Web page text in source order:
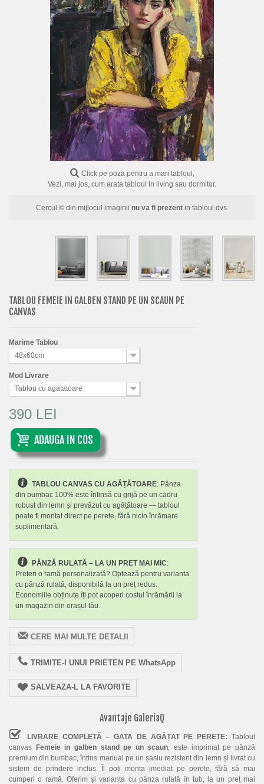
Click pe poza pentru a mari tabloul,
Vezi, mai jos, cum arata tabloul in living sau dormitor.
Cercul © din mijlocul imaginii nu va fi prezentin tabloul dvs.
TABLOU FEMEIE IN GALBEN STAND PE UN SCAUN PE
CANVAS
Marime Tablou
48x60cm
Mod Livrare
Tablou cu agatatoare
390 LEI
ADAUGA IN COS
TABLOU CANVAS CU AGĂȚĂTOARE: Pânza
din bumbac 100% este întinsă cu grijă pe un cadru
robust din lemn și prevăzut cu agățătoare — tabloul
poate fi montat direct pe perete, fără nicio înrămare
suplimentară.
PÂNZĂ RULATĂ – LA UN PRET MAI MIC:
Preferi o ramă personalizată? Optează pentru varianta
cu pânză rulată, disponibilă la un preț redus.
Economiile obținute îți pot acoperi costul înrămării la
un magazin din orașul tău.
CERE MAI MULTE DETALII
TRIMITE-I UNUI PRIETEN PE WhatsApp
SALVEAZA-L LA FAVORITE
Avantaje GaleriaQ
LIVRARE COMPLETĂ – GATA DE AGĂȚAT PE PERETE:Tabloul
canvas Femeie in galben stand pe un scaun, este imprimat pe pânză
premium din bumbac, întins manual pe un șasiu rezistent din lemn și livrat cu
sistem de prindere inclus. Îl poți monta imediat pe perete, fără să mai
cumperi o ramă. Oferim și varianta cu pânza rulată în tub, la un preț mai